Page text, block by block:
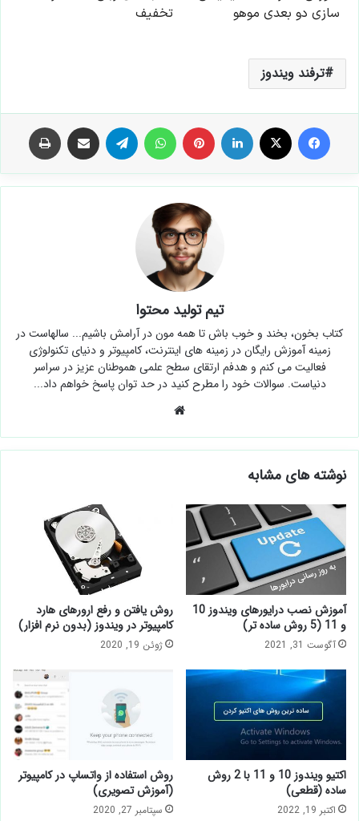
ترفند ویندوز
فیس بوک لینکدین ‫پین‌ترست تلگرام اشتراک گذاری از طریق ایمیل
تیم تولید محتوا
کتاب بخون، بخند و خوب باش تا همه مون در آرامش باشیم... سالهاست در
زمینه آموزش رایگان در زمینه های اینترنت، کامپیوتر و دنیای تکنولوژی
فعالیت می کنم و هدفم ارتقای سطح علمی هموطنان عزیز در سراسر
دنیاست. سوالات خود را مطرح کنید در حد توان پاسخ خواهم داد...
نوشته های مشابه
آموزش نصب درایورهای ویندوز 10
و 11 (5 روش ساده تر)
آگوست 31, 2021
روش یافتن و رفع ارورهای هارد
کامپیوتر در ویندوز (بدون نرم افزار)
ژوئن 19, 2020
اکتیو ویندوز 10 و 11 با 2 روش
ساده (قطعی)
اکتبر 19, 2022
روش استفاده از واتساپ در کامپیوتر
(آموزش تصویری)
سپتامبر 27, 2020